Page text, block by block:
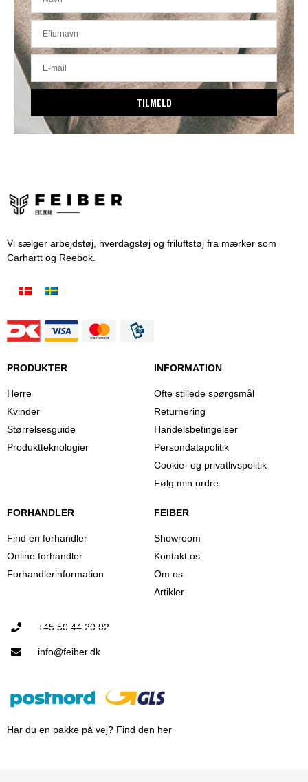
TILMELD
Vi sælger arbejdstøj, hverdagstøj og friluftstøj fra mærker som
Carhartt og Reebok.
PRODUKTER
Herre
Kvinder
Størrelsesguide
Produktteknologier
INFORMATION
Ofte stillede spørgsmål
Returnering
Handelsbetingelser
Persondatapolitik
Cookie- og privatlivspolitik
Følg min ordre
FORHANDLER
Find en forhandler
Online forhandler
Forhandlerinformation
FEIBER
Showroom
Kontakt os
Om os
Artikler
+45 50 44 20 02
info@feiber.dk
Har du en pakke på vej? Find den her